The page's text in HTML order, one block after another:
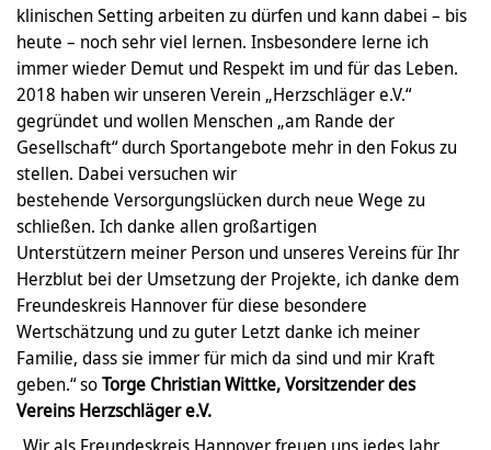
klinischen Setting arbeiten zu dürfen und kann dabei – bis
heute – noch sehr viel lernen. Insbesondere lerne ich
immer wieder Demut und Respekt im und für das Leben.
2018 haben wir unseren Verein „Herzschläger e.V.“
gegründet und wollen Menschen „am Rande der
Gesellschaft“ durch Sportangebote mehr in den Fokus zu
stellen. Dabei versuchen wir
bestehende Versorgungslücken durch neue Wege zu
schließen. Ich danke allen großartigen
Unterstützern meiner Person und unseres Vereins für Ihr
Herzblut bei der Umsetzung der Projekte, ich danke dem
Freundeskreis Hannover für diese besondere
Wertschätzung und zu guter Letzt danke ich meiner
Familie, dass sie immer für mich da sind und mir Kraft
geben.“ soTorge Christian Wittke, Vorsitzender des
Vereins Herzschläger e.V.
„Wir als Freundeskreis Hannover freuen uns jedes Jahr